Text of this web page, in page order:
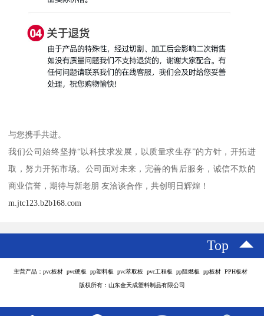
与您携手共进。
我们公司始终坚持“以科技求发展，以质量求生存”的方针，开拓进
取，努力开拓市场。公司面对未来，完善的售后服务，诚信不欺的
商业信誉，期待与新老朋 友洽谈合作，共创明日辉煌！
m.jtc123.b2b168.com
Top
主营产品：pvc板材 pvc硬板 pp塑料板 pvc萃取板 pvc工程板 pp阻燃板 pp板材 PPH板材
版权所有：山东金天成塑料制品有限公司